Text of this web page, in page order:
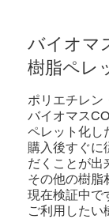
バイオマ
樹脂ペレ
ポリエチレン
バイオマス
ペレット化し
購入後すぐに
だくことが出
その他の樹脂
現在検証中で
ご利用したい